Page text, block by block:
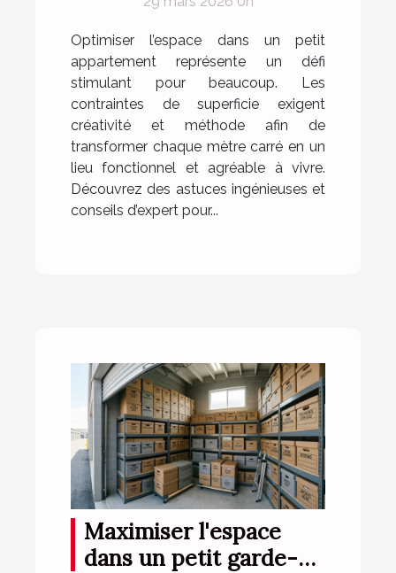
Optimiser l’espace dans un petit
appartement représente un défi
stimulant pour beaucoup. Les
contraintes de superficie exigent
créativité et méthode afin de
transformer chaque mètre carré en un
lieu fonctionnel et agréable à vivre.
Découvrez des astuces ingénieuses et
conseils d’expert pour...
Maximiser l'espace
dans un petit garde-